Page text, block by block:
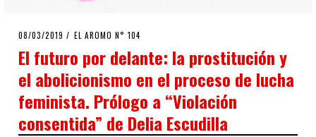
POSTED
08/03/2019 08/03/2019
EL AROMO N° 104
El futuro por delante: la prostitución y
el abolicionismo en el proceso de lucha
feminista. Prólogo a “Violación
consentida” de Delia Escudilla